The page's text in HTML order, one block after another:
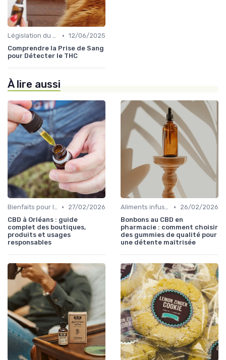
Législation du CBD • 12/06/2025
Comprendre la Prise de Sang
pour Détecter le THC
À lire aussi
Bienfaits pour la santé •
27/02/2026
CBD à Orléans : guide
complet des boutiques,
produits et usages
responsables
Aliments infusés au CBD •
26/02/2026
Bonbons au CBD en
pharmacie : comment choisir
des gummies de qualité pour
une détente maîtrisée